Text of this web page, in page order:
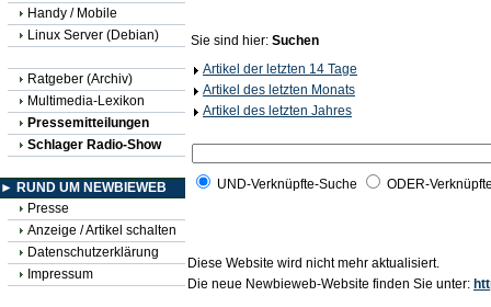
Handy / Mobile
Linux Server (Debian)
Ratgeber (Archiv)
Multimedia-Lexikon
Pressemitteilungen
Schlager Radio-Show
► RUND UM NEWBIEWEB
Presse
Anzeige / Artikel schalten
Datenschutzerklärung
Impressum
Sie sind hier: Suchen
Artikel der letzten 14 Tage
Artikel des letzten Monats
Artikel des letzten Jahres
UND-Verknüpfte-Suche ODER-
Diese Website wird nicht mehr aktualisiert.
Die neue Newbieweb-Website finden Sie unter: